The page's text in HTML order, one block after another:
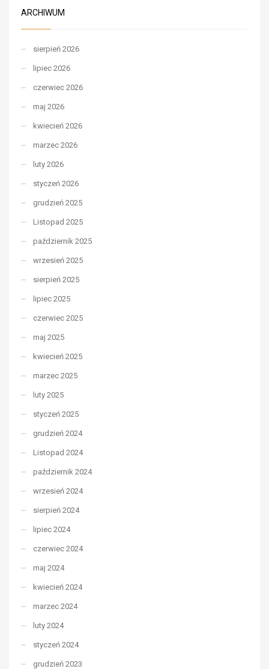
ARCHIWUM
sierpień 2026
lipiec 2026
czerwiec 2026
maj 2026
kwiecień 2026
marzec 2026
luty 2026
styczeń 2026
grudzień 2025
Listopad 2025
październik 2025
wrzesień 2025
sierpień 2025
lipiec 2025
czerwiec 2025
maj 2025
kwiecień 2025
marzec 2025
luty 2025
styczeń 2025
grudzień 2024
Listopad 2024
październik 2024
wrzesień 2024
sierpień 2024
lipiec 2024
czerwiec 2024
maj 2024
kwiecień 2024
marzec 2024
luty 2024
styczeń 2024
grudzień 2023